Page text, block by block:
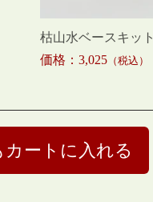
枯山水ベースキット
価格：3,025（税込）
カートに入れる